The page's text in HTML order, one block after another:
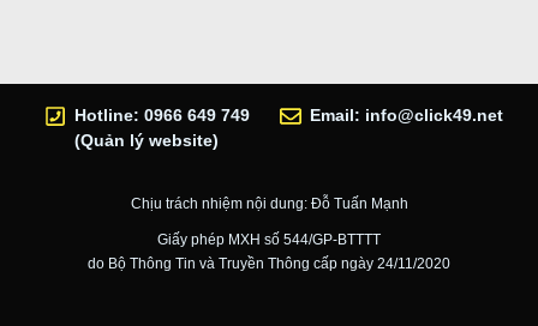
Hotline: 0966 649 749
(Quản lý website)
Email: info@click49.net
Chịu trách nhiệm nội dung: Đỗ Tuấn Mạnh
Giấy phép MXH số 544/GP-BTTTT
do Bộ Thông Tin và Truyền Thông cấp ngày 24/11/2020